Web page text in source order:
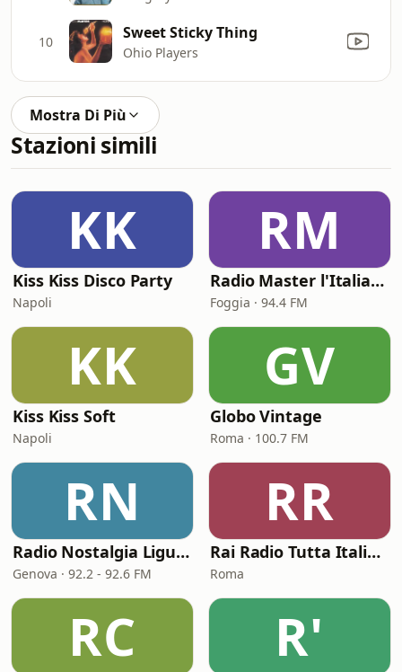
10 Sweet Sticky Thing
Ohio Players
Mostra Di Più
Stazioni simili
KK
Kiss Kiss Disco Party
Napoli
RM
Radio Master l'Italiana
Foggia · 94.4 FM
KK
Kiss Kiss Soft
Napoli
GV
Globo Vintage
Roma · 100.7 FM
RN
Radio Nostalgia Liguria
Genova · 92.2 - 92.6 FM
RR
Rai Radio Tutta Italiana
Roma
RC R'